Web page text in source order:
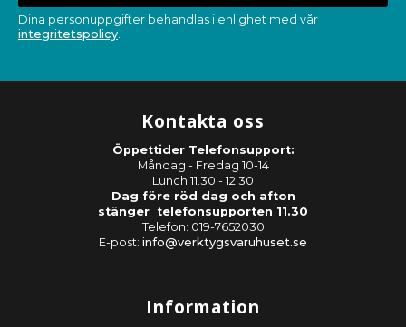
Dina personuppgifter behandlas i enlighet med vår
integritetspolicy.
Kontakta oss
Öppettider Telefonsupport:
Måndag - Fredag 10-14
Lunch 11.30 - 12.30
Dag före röd dag och afton
stänger telefonsupporten 11.30
Telefon: 019-7652030
E-post: info@verktygsvaruhuset.se
Information